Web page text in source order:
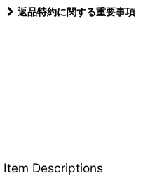
返品特約に関する重要事項
Item Descriptions